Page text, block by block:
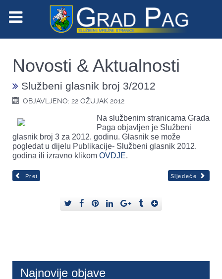
Novosti & Aktualnosti
Službeni glasnik broj 3/2012
OBJAVLJENO: 22 OŽUJAK 2012
Na službenim stranicama Grada
Paga objavljen je Službeni
glasnik broj 3 za 2012. godinu. Glasnik se može
pogledat u dijelu Publikacije- Službeni glasnik 2012.
godina ili izravno klikom OVDJE.
Pret Sljedeće
Najnovije objave